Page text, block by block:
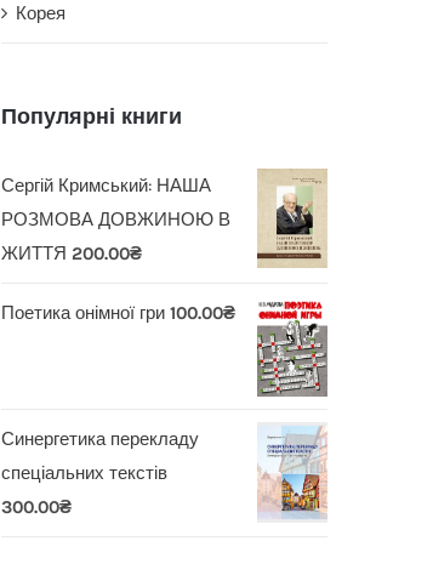
Корея
Популярні книги
Сергій Кримський: НАША
РОЗМОВА ДОВЖИНОЮ В
ЖИТТЯ 200.00₴
Поетика онімної гри 100.00₴
Синергетика перекладу
спеціальних текстів
300.00₴